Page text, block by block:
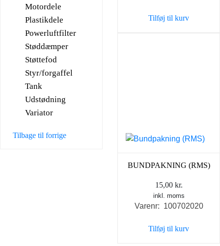
Motordele
Plastikdele
Powerluftfilter
Støddæmper
Støttefod
Styr/forgaffel
Tank
Udstødning
Variator
Tilbage til forrige
Tilføj til kurv
BUNDPAKNING (RMS)
15,00 kr.
inkl. moms
Varenr: 100702020
Tilføj til kurv